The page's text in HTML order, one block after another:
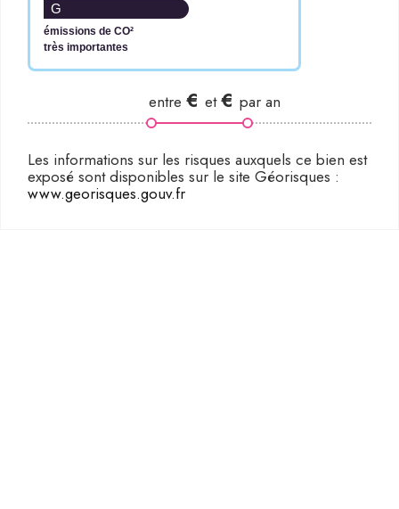
G
émissions de CO²
très importantes
entre € et€ par an
www.georisques.gouv.fr